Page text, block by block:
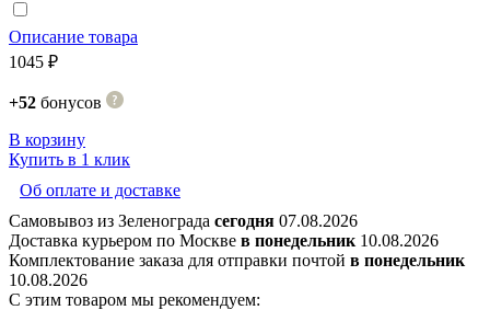
Описание товара
1045 ₽
+52 бонусов
В корзину
Купить в 1 клик
Об оплате и доставке
Самовывоз из Зеленограда сегодня 07.08.2026
Доставка курьером по Москве в понедельник 10.08.2026
Комплектование заказа для отправки почтой в понедельник
10.08.2026
С этим товаром мы рекомендуем: